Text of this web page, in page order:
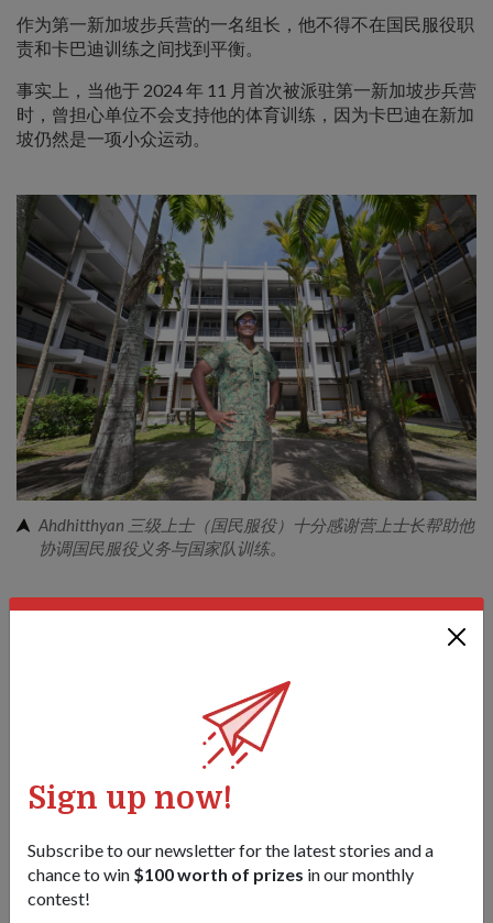
Sign up now!
Subscribe to our newsletter for the latest stories and a
chance to win $100 worth of prizes in our monthly
contest!
作为第一新加坡步兵营的一名组长，他不得不在国民服役职
责和卡巴迪训练之间找到平衡。
事实上，当他于 2024 年 11 月首次被派驻第一新加坡步兵营
时，曾担心单位不会支持他的体育训练，因为卡巴迪在新加
坡仍然是一项小众运动。
Ahdhitthyan 三级上士（国民服役）十分感谢营上士长帮助他
协调国民服役义务与国家队训练。
然而，令他惊喜的是，时任营上士长 Eugene Wong 二级准
尉十分支持他的体育事业，并寻求批准他在全职国民服役期
考虑到作战与训练要求，单位将他的团级任务安排在不会与
他周三晚上的卡巴迪训练和指挥官职责相冲突的时段，以此